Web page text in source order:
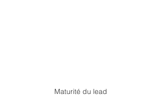
Maturité du lead